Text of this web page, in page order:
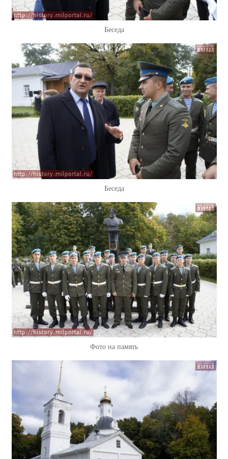
Беседа
Беседа
Фото на память